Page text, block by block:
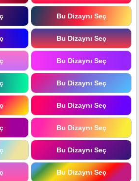
Bu Dizaynı Seç
Bu Dizaynı Seç
Bu Dizaynı Seç
Bu Dizaynı Seç
Bu Dizaynı Seç
Bu Dizaynı Seç
Bu Dizaynı Seç
Bu Dizaynı Seç